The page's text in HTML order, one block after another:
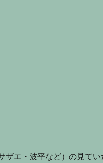
ザエ・波平など）の見て